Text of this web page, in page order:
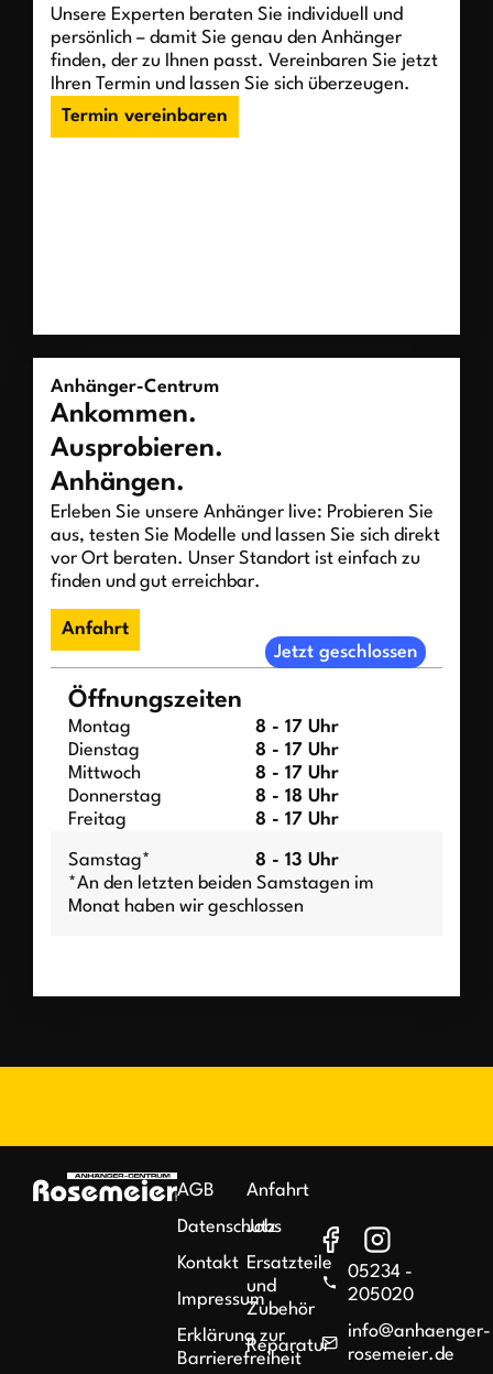
Unsere Experten beraten Sie individuell und
persönlich – damit Sie genau den Anhänger
finden, der zu Ihnen passt. Vereinbaren Sie jetzt
Ihren Termin und lassen Sie sich überzeugen.
Termin vereinbaren
Anhänger-Centrum
Ankommen.
Ausprobieren.
Anhängen.
Erleben Sie unsere Anhänger live: Probieren Sie
aus, testen Sie Modelle und lassen Sie sich direkt
vor Ort beraten. Unser Standort ist einfach zu
finden und gut erreichbar.
Anfahrt
Jetzt geschlossen
Öffnungszeiten
Montag
8 - 17 Uhr
Dienstag
8 - 17 Uhr
Mittwoch
8 - 17 Uhr
Donnerstag
8 - 18 Uhr
Freitag
8 - 17 Uhr
Samstag*
8 - 13 Uhr
*An den letzten beiden Samstagen im
Monat haben wir geschlossen
AGB
Datenschutz
Kontakt
Impressum
Erklärung zur
Barrierefreiheit
Anfahrt
Jobs
Ersatzteile
und
Zubehör
Reparatur
05234 -
205020
info@anhaenger-
rosemeier.de